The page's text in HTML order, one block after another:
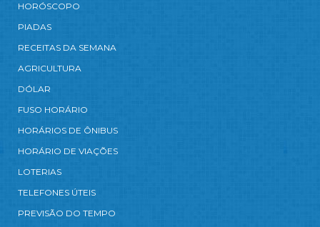
HORÓSCOPO
PIADAS
RECEITAS DA SEMANA
AGRICULTURA
DÓLAR
FUSO HORÁRIO
HORÁRIOS DE ÔNIBUS
HORÁRIO DE VIAÇÕES
LOTERIAS
TELEFONES ÚTEIS
PREVISÃO DO TEMPO